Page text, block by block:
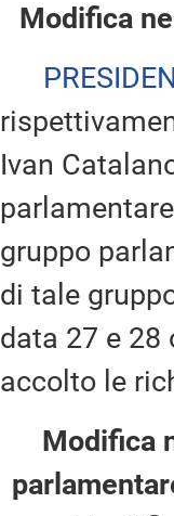
Modifica
Ivan
gruppo
di tale
data 27 e 28
accolto le
Modifica